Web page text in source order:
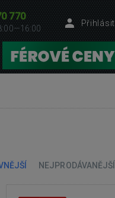
770
Přihlásit
NEJPRODÁVANĚJŠÍ